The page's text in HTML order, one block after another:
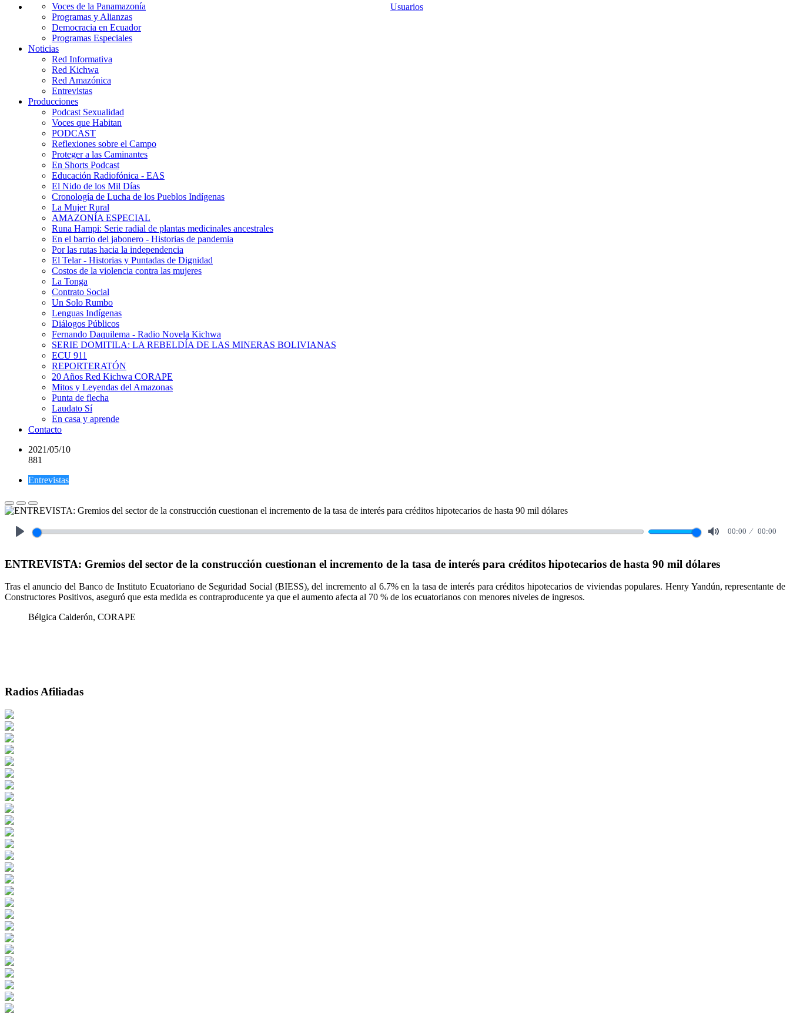
Usuarios
Voces de la Panamazonía
Programas y Alianzas
Democracia en Ecuador
Programas Especiales
Noticias
Red Informativa
Red Kichwa
Red Amazónica
Entrevistas
Producciones
Podcast Sexualidad
Voces que Habitan
PODCAST
Reflexiones sobre el Campo
Proteger a las Caminantes
En Shorts Podcast
Educación Radiofónica - EAS
El Nido de los Mil Días
Cronología de Lucha de los Pueblos Indígenas
La Mujer Rural
AMAZONÍA ESPECIAL
Runa Hampi: Serie radial de plantas medicinales ancestrales
En el barrio del jabonero - Historias de pandemia
Por las rutas hacia la independencia
El Telar - Historias y Puntadas de Dignidad
Costos de la violencia contra las mujeres
La Tonga
Contrato Social
Un Solo Rumbo
Lenguas Indígenas
Diálogos Públicos
Fernando Daquilema - Radio Novela Kichwa
SERIE DOMITILA: LA REBELDÍA DE LAS MINERAS BOLIVIANAS
ECU 911
REPORTERATÓN
20 Años Red Kichwa CORAPE
Mitos y Leyendas del Amazonas
Punta de flecha
Laudato Sí
En casa y aprende
Contacto
2021/05/10
881
Entrevistas
00:00 00:00
ENTREVISTA: Gremios del sector de la construcción cuestionan el incremento de la tasa de interés para créditos hipotecarios de hasta 90 mil dólares
Tras el anuncio del Banco de Instituto Ecuatoriano de Seguridad Social (BIESS), del incremento al 6.7% en la tasa de interés para créditos hipotecarios de viviendas populares. Henry Yandún, representante de
Constructores Positivos, aseguró que esta medida es contraproducente ya que el aumento afecta al 70 % de los ecuatorianos con menores niveles de ingresos.
Bélgica Calderón, CORAPE
Radios Afiliadas